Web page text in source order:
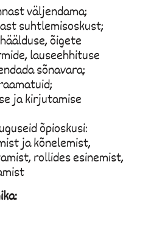
väljendama;
suhtlemisoskust;
õigete
lauseehhituse
sõnavara;
ja kirjutamise
õpioskusi:
ja kõnelemist,
rollides esinemist,